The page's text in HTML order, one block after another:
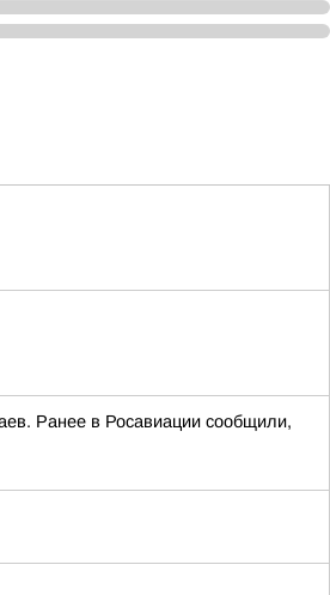
Ранее в Росавиации сообщили,